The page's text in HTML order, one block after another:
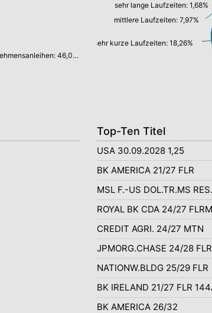
Unternehmensanleihen: 46,05%
sehr kurze Laufzeiten: 18,26%
mittlere Laufzeiten: 7,97%
sehr lange Laufzeiten: 1,68%
Top-Ten Titel
USA 30.09.2028 1,25
BK AMERICA 21/27 FLR
MSL F.-US DOL.TR.MS RES.
ROYAL BK CDA 24/27
CREDIT AGRI. 24/27 MTN
JPMORG.CHASE 24/28 FLR
NATIONW.BLDG 25/29 FLR
BK IRELAND 21/27 FLR
BK AMERICA 26/32